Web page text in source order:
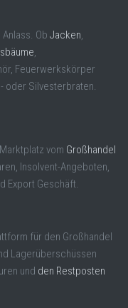
Ob Jacken
Feuerwerkskörper
,- oder Silvesterbraten.
vom Großhandel
Insolvent-Angeboten,
Export Geschäft.
für den Großhandel
Lagerüberschüssen
und den Restposten